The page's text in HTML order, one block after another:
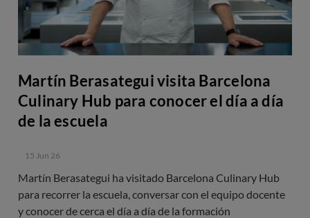
Martín Berasategui visita Barcelona
Culinary Hub para conocer el día a día
de la escuela
15 Jun 26
Martín Berasategui ha visitado Barcelona Culinary Hub
para recorrer la escuela, conversar con el equipo docente
y conocer de cerca el día a día de la formación